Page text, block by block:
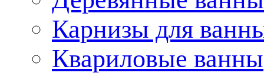
Карнизы для
Квариловые ванны